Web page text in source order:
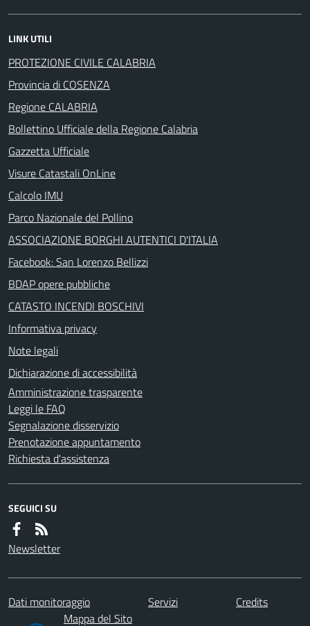
LINK UTILI
PROTEZIONE CIVILE CALABRIA
Provincia di COSENZA
Regione CALABRIA
Bollettino Ufficiale della Regione Calabria
Gazzetta Ufficiale
Visure Catastali OnLine
Calcolo IMU
Parco Nazionale del Pollino
ASSOCIAZIONE BORGHI AUTENTICI D'ITALIA
Facebook: San Lorenzo Bellizzi
BDAP opere pubbliche
CATASTO INCENDI BOSCHIVI
Informativa privacy
Note legali
Dichiarazione di accessibilità
Amministrazione trasparente
Leggi le FAQ
Segnalazione disservizio
Prenotazione appuntamento
Richiesta d'assistenza
SEGUICI SU
Newsletter
Dati monitoraggio Servizi
Credits
Mappa del Sito